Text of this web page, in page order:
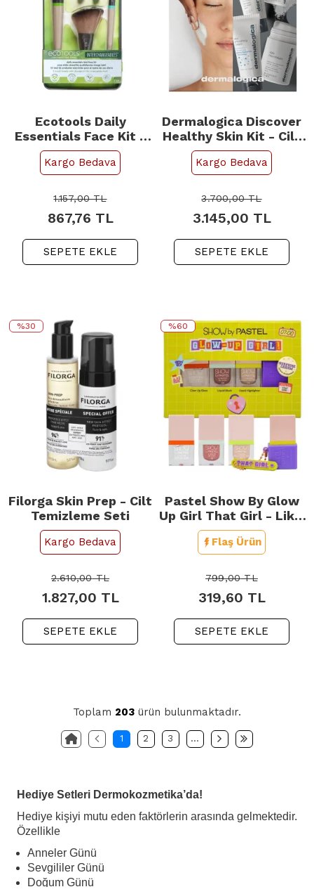
Ecotools Daily
Essentials Face Kit -
Makyaj Fırça Seti
Kargo Bedava
1.157,00TL
867,76 TL
SEPETE EKLE
Dermalogica Discover
Healthy Skin Kit - Cilt
Bakım Seti
Kargo Bedava
3.700,00TL
3.145,00 TL
SEPETE EKLE
%30
Filorga Skin Prep - Cilt
Temizleme Seti
Kargo Bedava
2.610,00TL
1.827,00 TL
SEPETE EKLE
%60
Pastel Show By Glow
Up Girl That Girl - Likit
Mini Kit
Flaş Ürün
799,00TL
319,60 TL
SEPETE EKLE
Toplam 203 ürün bulunmaktadır.
1 2 3 …
Hediye Setleri Dermokozmetika’da!
Hediye kişiyi mutu eden faktörlerin arasında gelmektedir.
Özellikle
Anneler Günü
Sevgililer Günü
Doğum Günü